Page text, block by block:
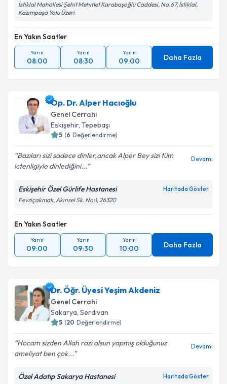
İstiklal Mahallesi Şehit Mehmet Karabaşoğlu Caddesi, No.67, İstiklal,
Kazımpaşa Yolu Üzeri
En Yakın Saatler
Yarın
08:00
Yarın
08:30
Yarın
09:00 Daha Fazla
Op. Dr. Alper Hacıoğlu
Genel Cerrahi
Eskişehir, Tepebaşı
5 (6 Değerlendirme)
Bazıları sizi sadece dinler,ancak Alper Bey sizi tüm
ictenligiyle dinlediğini...
Devamı
Eskişehir Özel Gürlife Hastanesi Haritada Göster
Fevziçakmak, Akınsel Sk. No:1, 26320
En Yakın Saatler
Yarın
09:00
Yarın
09:30
Yarın
10:00 Daha Fazla
Dr. Öğr. Üyesi Yeşim Akdeniz
Genel Cerrahi
Sakarya, Serdivan
5 (20 Değerlendirme)
Hocam sizden Allah razı olsun yapmış olduğunuz
ameliyat ben çok...
Devamı
Özel Adatıp Sakarya Hastanesi Haritada Göster